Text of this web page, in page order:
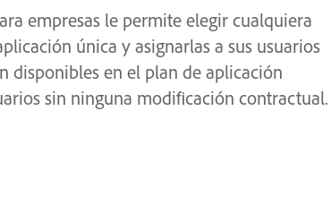
empresas le permite elegir cualquiera
única y asignarlas a sus usuarios
disponibles en el plan de aplicación
sin ninguna modificación contractual.